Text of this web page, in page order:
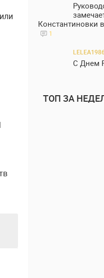
Константиновки
1
С Днем
ТОП ЗА